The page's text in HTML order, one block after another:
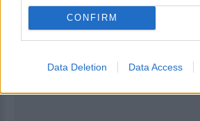
CONFIRM
Data Deletion Data Access